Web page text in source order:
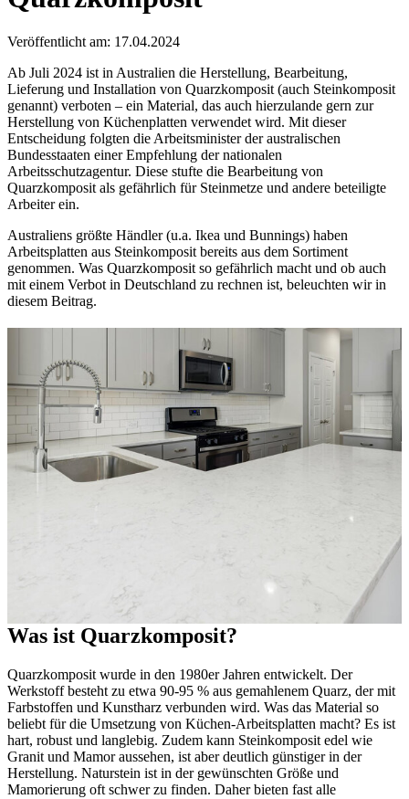
Veröffentlicht am: 17.04.2024
Ab Juli 2024 ist in Australien die Herstellung, Bearbeitung,
Lieferung und Installation von Quarzkomposit (auch Steinkomposit
genannt) verboten – ein Material, das auch hierzulande gern zur
Herstellung von Küchenplatten verwendet wird. Mit dieser
Entscheidung folgten die Arbeitsminister der australischen
Bundesstaaten einer Empfehlung der nationalen
Arbeitsschutzagentur. Diese stufte die Bearbeitung von
Quarzkomposit als gefährlich für Steinmetze und andere beteiligte
Arbeiter ein.
Australiens größte Händler (u.a. Ikea und Bunnings) haben
Arbeitsplatten aus Steinkomposit bereits aus dem Sortiment
genommen. Was Quarzkomposit so gefährlich macht und ob auch
mit einem Verbot in Deutschland zu rechnen ist, beleuchten wir in
diesem Beitrag.
Was ist Quarzkomposit?
Quarzkomposit wurde in den 1980er Jahren entwickelt. Der
Werkstoff besteht zu etwa 90-95 % aus gemahlenem Quarz, der mit
Farbstoffen und Kunstharz verbunden wird. Was das Material so
beliebt für die Umsetzung von Küchen-Arbeitsplatten macht? Es ist
hart, robust und langlebig. Zudem kann Steinkomposit edel wie
Granit und Mamor aussehen, ist aber deutlich günstiger in der
Herstellung. Naturstein ist in der gewünschten Größe und
Mamorierung oft schwer zu finden. Daher bieten fast alle